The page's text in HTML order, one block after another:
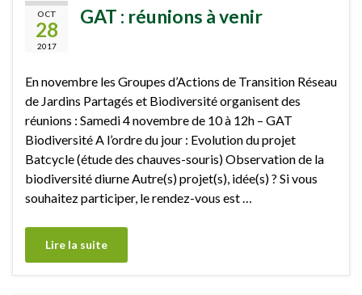
OCT
28
2017
GAT : réunions à venir
En novembre les Groupes d’Actions de Transition Réseau
de Jardins Partagés et Biodiversité organisent des
réunions : Samedi 4 novembre de 10 à 12h – GAT
Biodiversité A l’ordre du jour : Evolution du projet
Batcycle (étude des chauves-souris) Observation de la
biodiversité diurne Autre(s) projet(s), idée(s) ? Si vous
souhaitez participer, le rendez-vous est …
Lire la suite